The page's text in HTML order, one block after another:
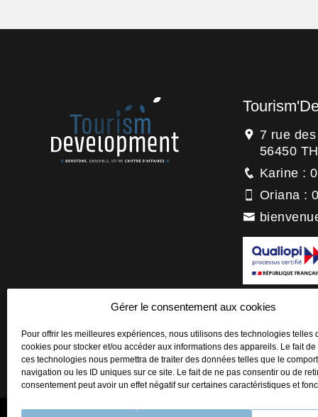
Gérer le consentement aux cookies
Pour offrir les meilleures expériences, nous utilisons des technologies telles
cookies pour stocker et/ou accéder aux informations des appareils. Le fait
ces technologies nous permettra de traiter des données telles que le
navigation ou les ID uniques sur ce site. Le fait de ne pas consentir ou de
consentement peut avoir un effet négatif sur certaines caractéristiques et
7 rue
56450
Karine :
Oriana :
La
titre de la